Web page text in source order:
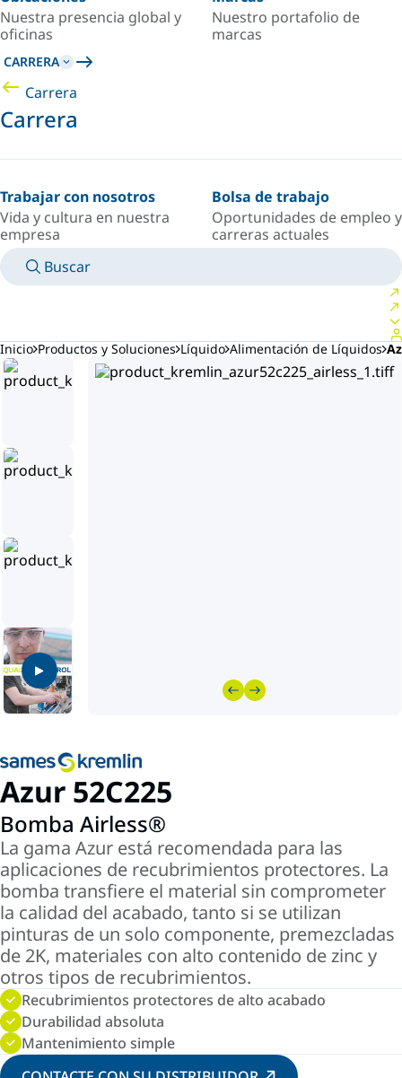
Nuestra presencia global y
oficinas
Nuestro portafolio de
marcas
CARRERA
Carrera
Carrera
Trabajar con nosotros
Vida y cultura en nuestra
empresa
Bolsa de trabajo
Oportunidades de empleo y
carreras actuales
Buscar
Inicio Productos y Soluciones Líquido Alimentación de Líquidos
Azur 52C225
Bomba Airless®
La gama Azur está recomendada para las
aplicaciones de recubrimientos protectores. La
bomba transfiere el material sin comprometer
la calidad del acabado, tanto si se utilizan
pinturas de un solo componente, premezcladas
de 2K, materiales con alto contenido de zinc y
otros tipos de recubrimientos.
Recubrimientos protectores de alto acabado
Durabilidad absoluta
Mantenimiento simple